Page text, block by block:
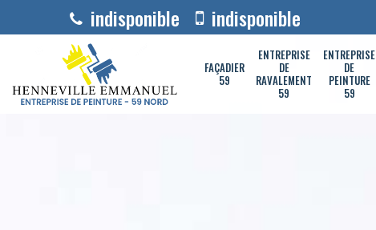
indisponible indisponible
FAÇADIER
59
ENTREPRISE
DE
RAVALEMENT
59
ENTREPRISE
DE
PEINTURE
59